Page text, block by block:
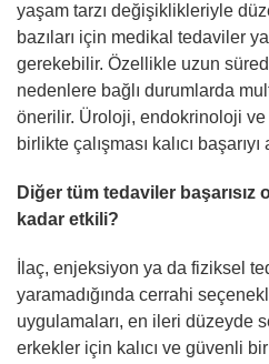
yaşam tarzı değişiklikleriyle
bazıları için medikal tedaviler
gerekebilir. Özellikle uzun
nedenlere bağlı durumlarda
önerilir. Üroloji, endokrinoloji ve
birlikte çalışması kalıcı başarıyı
Diğer tüm tedaviler
kadar etkili?
İlaç, enjeksiyon ya da fiziksel
yaramadığında cerrahi
uygulamaları, en ileri düzeyde
erkekler için kalıcı ve güvenli